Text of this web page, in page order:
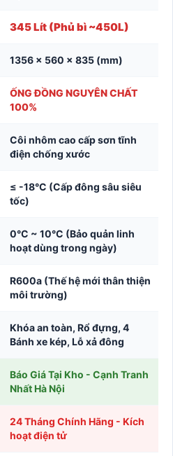
345 Lít (Phủ bì ~450L)
1356 x 560 x 835 (mm)
ỐNG ĐỒNG NGUYÊN CHẤT
100%
Côi nhôm cao cấp sơn tĩnh
điện chống xước
≤ -18°C (Cấp đông sâu siêu
tốc)
0°C ~ 10°C (Bảo quản linh
hoạt dùng trong ngày)
R600a (Thế hệ mới thân thiện
môi trường)
Khóa an toàn, Rổ đựng, 4
Bánh xe kép, Lỗ xả đông
Báo Giá Tại Kho - Cạnh Tranh
Nhất Hà Nội
24 Tháng Chính Hãng - Kích
hoạt điện tử